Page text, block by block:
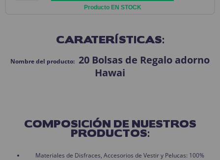
Producto EN STOCK
CARATERÍSTICAS:
Nombre del producto: 20 Bolsas de Regalo adorno
Hawai
COMPOSICIÓN DE NUESTROS
PRODUCTOS:
Materiales de Disfraces, Accesorios de Vestir y Pelucas: 100%